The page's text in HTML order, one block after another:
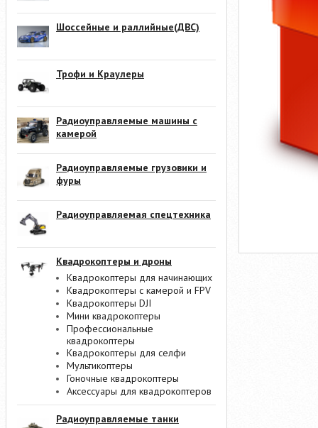
Шоссейные и раллийные(ДВС)
Трофи и Краулеры
Радиоуправляемые машины с
камерой
Радиоуправляемые грузовики и
фуры
Радиоуправляемая спецтехника
Квадрокоптеры и дроны
Квадрокоптеры для начинающих
Квадрокоптеры с камерой и FPV
Квадрокоптеры DJI
Мини квадрокоптеры
Профессиональные
квадрокоптеры
Квадрокоптеры для селфи
Мультикоптеры
Гоночные квадрокоптеры
Аксессуары для квадрокоптеров
Радиоуправляемые танки